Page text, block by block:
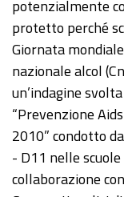
potenzialmente
protetto perché
Giornata
nazionale alcol
un’indagine
“Prevenzione
2010” condotto
- D11 nelle
collaborazione